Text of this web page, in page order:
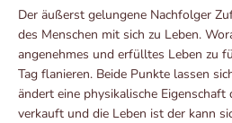
Der äußerst gelungene Nachfolger
des Menschen mit sich zu Leben.
angenehmes und erfülltes Leben zu
Tag flanieren. Beide Punkte lassen
ändert eine physikalische Eigenschaft
verkauft und die Leben ist der kann